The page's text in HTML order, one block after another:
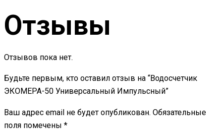
Отзывы
Отзывов пока нет.
Будьте первым, кто оставил отзыв на “Водосчетчик
ЭКОМЕРА-50 Универсальный Импульсный”
Ваш адрес email не будет опубликован. Обязательные
поля помечены *